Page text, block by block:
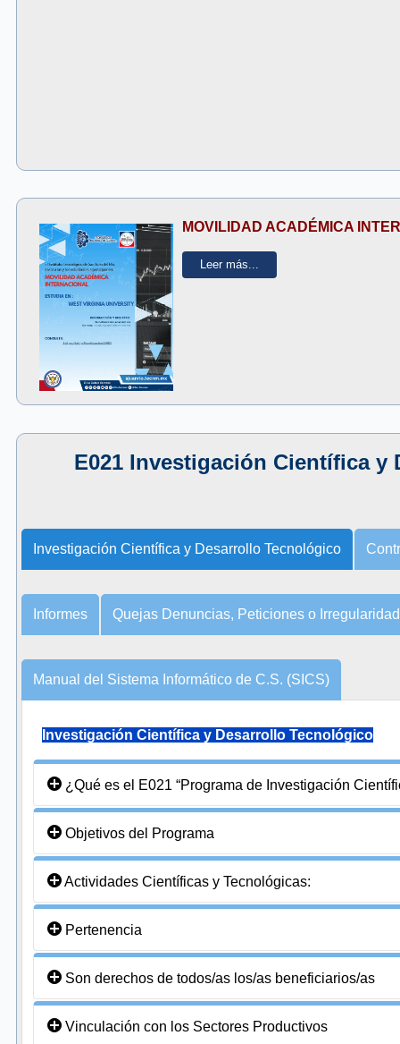
MOVILIDAD ACADÉMICA
Leer más...
E021 Investigación Científica y
Investigación Científica y Desarrollo Tecnológico
Informes Quejas Denuncias, Peticiones o
Manual del Sistema Informático de C.S. (SICS)
Investigación Científica y Desarrollo Tecnológico
¿Qué es el E021 “Programa de Investigación
Objetivos del Programa
Actividades Científicas y Tecnológicas:
Pertenencia
Son derechos de todos/as los/as beneficiarios/as
Vinculación con los Sectores Productivos